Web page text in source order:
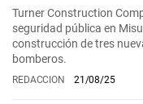
Turner Construction
seguridad pública en
construcción de tres
bomberos.
REDACCION 21/08/25